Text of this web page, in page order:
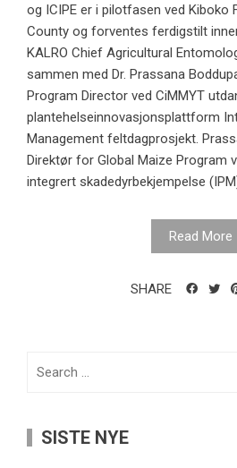
og ICIPE er i pilotfasen ved Kiboko
County og forventes ferdigstilt
KALRO Chief Agricultural
sammen med Dr. Prassana
Program Director ved CiMMYT
plantehelseinnovasjonsplattform
Management feltdagprosjekt.
Direktør for Global Maize Program
integrert skadedyrbekjempelse
Read More
SHARE
SISTE NYE